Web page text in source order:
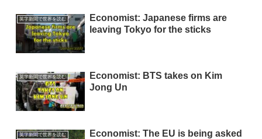
英字新聞で世界を読む
Economist: Japanese firms are
leaving Tokyo for the sticks
英字新聞で世界を読む
Economist: BTS takes on­ Kim
Jong Un
英字新聞で世界を読む
Economist: The EU is being asked